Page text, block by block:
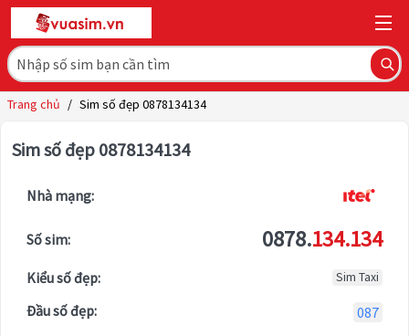
Trang chủ / Sim số đẹp 0878134134
Sim số đẹp 0878134134
Nhà mạng:
Số sim: 0878.134.134
Kiểu số đẹp: Sim Taxi
Đầu số đẹp:
087